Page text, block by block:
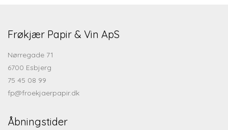
Frøkjær Papir & Vin ApS
Nørregade 71
6700 Esbjerg
75 45 08 99
fp@froekjaerpapir.dk
Åbningstider